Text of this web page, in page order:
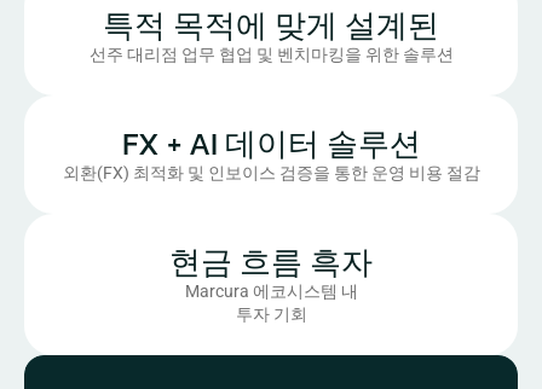
특적 목적에 맞게 설계된
선주 대리점 업무 협업 및 벤치마킹을 위한 솔루션
FX + AI 데이터 솔루션
외환(FX) 최적화 및 인보이스 검증을 통한 운영 비용 절감
현금 흐름 흑자
Marcura 에코시스템 내
투자 기회